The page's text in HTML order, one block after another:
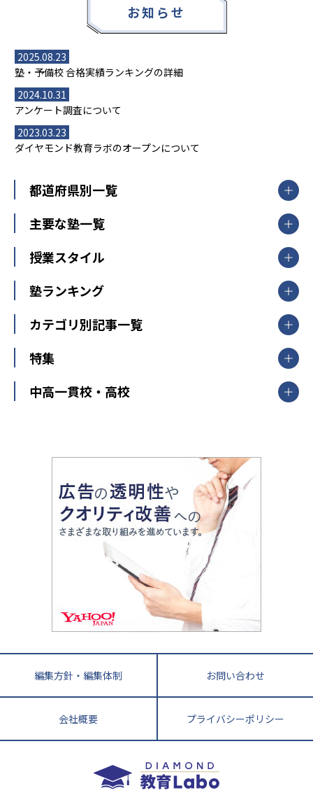
お知らせ
2025.08.23
塾・予備校 合格実績ランキングの詳細
2024.10.31
アンケート調査について
2023.03.23
ダイヤモンド教育ラボのオープンについて
都道府県別一覧
北海道・東北
山形県
福島県
関東
東京都
神奈川県
茨城県
栃木県
群馬県
新潟県
中部
愛知県
静岡県
長野県
大阪府
兵庫県 京都府 奈良県
和歌山県
鳥取県
島根県 岡山県 広島県
香川県
高知県
長崎県 熊本県
鹿児島県 沖縄県
主要な塾一覧
【掲載塾一覧を見る】
東京個別指導学院
明光義塾
個別教室のトライ
武田塾
授業スタイル
個別指導
オンライン指導
塾ランキング
中学受験ランキング
カテゴリ別記事一覧
中学受験
大学受験
教育全般
大学受験塾の選び方
中学受験に熱心な市区町村ランキング
小学校受験
家庭教師
特集
開成番長直伝！子どもの受験を成功させる方法
運動と遊びを考える
情報Ⅰ、数学が苦手な人注目！最短距離の学力
アップ法
悩み多き「大学受験」相談室
英語・英会話・英検対策
小学校教師が解説！中学受験のリアル
教育ジャーナリストが徹底解説！ 大学受験の羅
中高一貫校・高校
大学入試改革
ママテクエグザム
進化する中高一貫校・高校
編集方針・編集体制 お問い合わせ
会社概要 プライバシーポリシー